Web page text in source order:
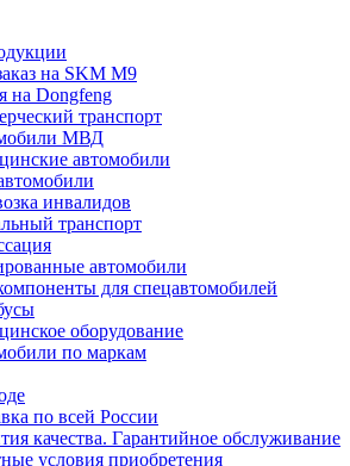
на SKM M9
на Dongfeng
транспорт
МВД
автомобили
инвалидов
транспорт
автомобили
для спецавтомобилей
оборудование
по маркам
по всей России
качества. Гарантийное обслуживание
условия приобретения